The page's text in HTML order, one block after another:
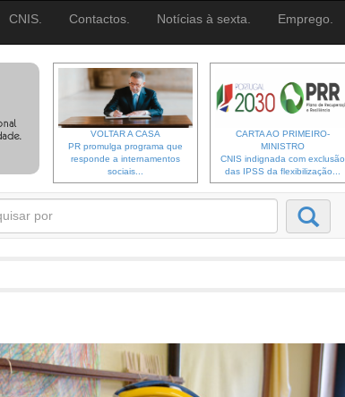
CNIS. Contactos. Notícias à sexta. Emprego.
VOLTAR A CASA
PR promulga programa que
responde a internamentos
sociais...
CARTA AO PRIMEIRO-
MINISTRO
CNIS indignada com exclusão
das IPSS da flexibilização...